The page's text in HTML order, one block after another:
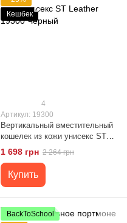
Кешбек
4
Артикул: 19300
Вертикальный вместительный
кошелек из кожи унисекс ST
Leather 19300 Черный
1 698 грн 2 264 грн
Купить
BackToSchool